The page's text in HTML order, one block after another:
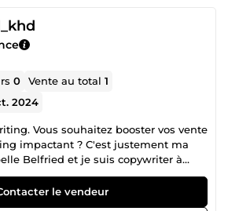
0 Vente au total1
2024
Vous souhaitez booster vos vente
impactant ? C'est justement ma
Belfried et je suis copywriter à
de 2 ans ! Expérimenté, j'ai
d'entrepreneurs comme vous à
Je me forme continuellement
le vendeur